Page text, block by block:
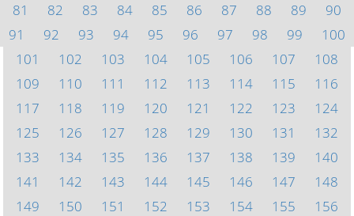
81
82 83 84 85 86 87 88 89
90
91
92 93 94 95 96 97 98 99
100
101
102 103 104 105 106 107
108
109
110 111 112 113 114 115
116
117
118 119 120 121 122 123
124
125
126 127 128 129 130 131
132
133
134 135 136 137 138 139
140
141
142 143 144 145 146 147
148
149
150 151 152 153 154 155
156